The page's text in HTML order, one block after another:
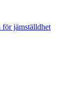
för jämställdhet